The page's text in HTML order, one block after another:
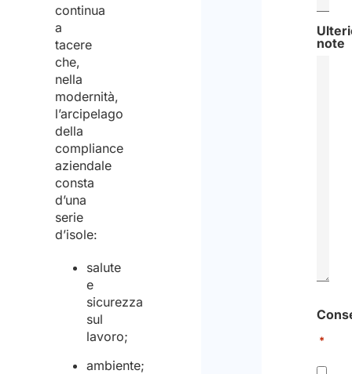
continua
a
tacere
che,
nella
modernità,
l’arcipelago
della
compliance
aziendale
consta
d’una
serie
d’isole:
salute
e
sicurezza
sul
lavoro;
ambiente;
note​
*